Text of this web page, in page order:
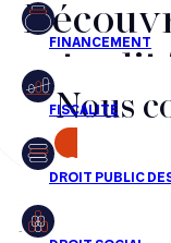
FR EN
Fusions-
Financement
Fiscalité
Droit public des
Droit social
nos
jour
Nous